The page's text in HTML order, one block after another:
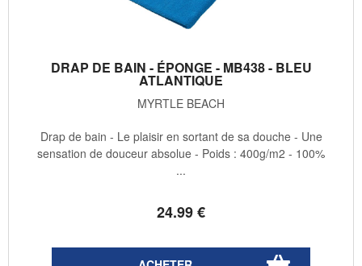
DRAP DE BAIN - ÉPONGE - MB438 - BLEU
ATLANTIQUE
MYRTLE BEACH
24.99€
Drap de bain - Le plaisir en sortant de sa douche - Une
sensation de douceur absolue - Poids : 400g/m2 - 100%
...